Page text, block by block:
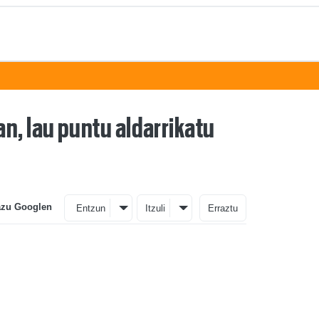
lau puntu aldarrikatu
Googlen Entzun Itzuli Erraztu